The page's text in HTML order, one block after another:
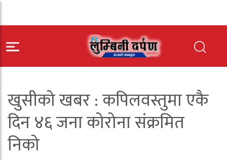
खुसीको खबर : कपिलवस्तुमा एकै
दिन ४६ जना कोरोना संक्रमित
निको